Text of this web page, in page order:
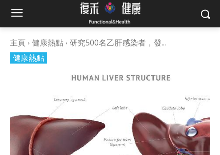
主頁 健康熱點 研究500名乙肝感染者，發...
健康熱點